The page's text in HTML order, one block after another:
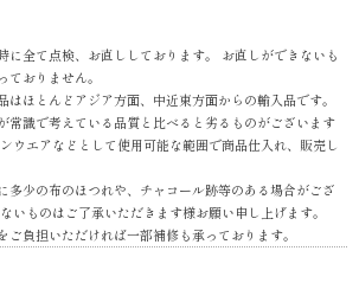
に全て点検、お直ししております。 お直しができないも
おりません。
はほとんどアジア方面、中近東方面からの輸入品です。
常識で考えている品質と比べると劣るものがございます
ウエアなどとして使用可能な範囲で商品仕入れ、販売し
多少の布のほつれや、チャコール跡等のある場合がござ
いものはご了承いただきます様お願い申し上げます。
負担いただければ一部補修も承っております。